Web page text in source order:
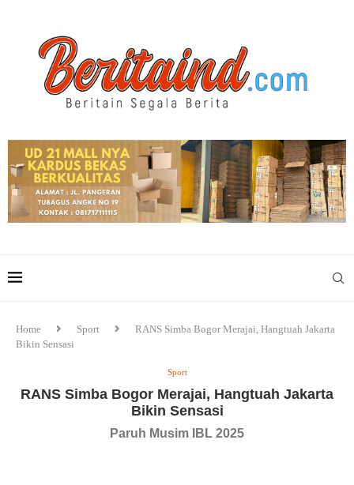
Home Sport
RANS Simba Bogor Merajai, Hangtuah Jakarta
Bikin Sensasi
Sport
RANS Simba Bogor Merajai, Hangtuah Jakarta
Bikin Sensasi
Paruh Musim IBL 2025